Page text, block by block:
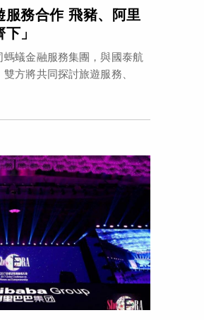
服務合作 飛豬、阿里
」
蟻金融服務集團，與國泰航
方將共同探討旅遊服務、